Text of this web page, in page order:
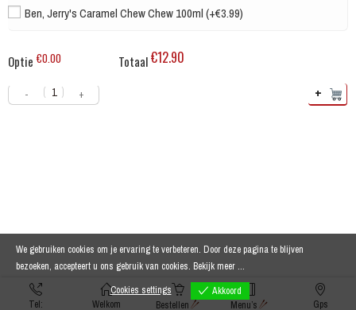
Ben, Jerry's Caramel Chew Chew 100ml (+€3.99)
Optie €0.00 Totaal€12.90
- + +
Tel: Welkom Bestellen Menu’s Gps
We gebruiken cookies om je ervaring te verbeteren. Door deze pagina te blijven
bezoeken, accepteert u ons gebruik van cookies. Bekijk meer ...
Cookies settings
Akkoord